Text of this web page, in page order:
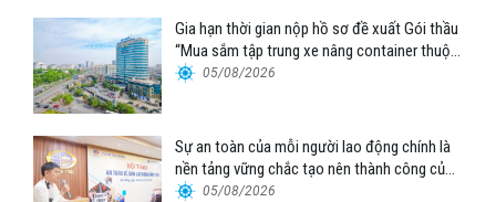
Gia hạn thời gian nộp hồ sơ đề xuất Gói thầu
“Mua sắm tập trung xe nâng container thuộc
Tổng công ty Hàng hải Việt Nam – CTCP”
05/08/2026
Sự an toàn của mỗi người lao động chính là
nền tảng vững chắc tạo nên thành công của
Cảng Đà Nẵng
05/08/2026